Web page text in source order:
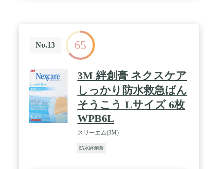
No.13 65
3M 絆創膏 ネクスケア
しっかり防水救急ばん
そうこう Lサイズ 6枚
WPB6L
スリーエム(3M)
防水絆創膏